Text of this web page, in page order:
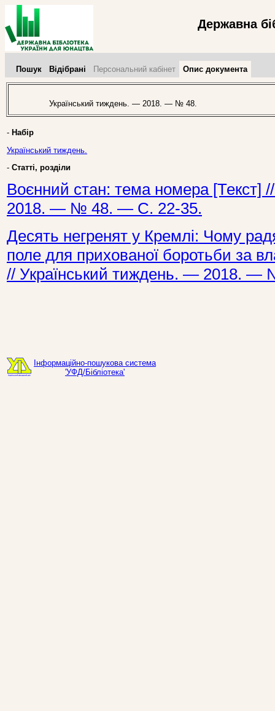
Державна
Пошук Відібрані Персональний кабінет Опис документа
Український тиждень. — 2018. — № 48.
- Набір
Український тиждень.
- Статті, розділи
Воєнний стан: тема номера [Текст]
2018. — № 48. — С. 22-35.
Десять негренят у Кремлі: Чому
поле для прихованої боротьби за
// Український тиждень. — 2018.
Інформаційно-пошукова система
'УФД/Бібліотека'